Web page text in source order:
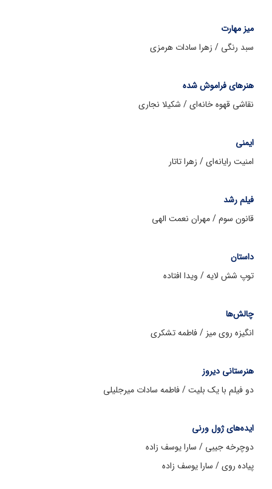
میز مهارت
سبد رنگی / زهرا سادات هرمزی
هنرهای فراموش شده
نقاشی قهوه خانه‌ای / شکیلا نجاری
ایمنی
امنیت رایانه‌ای / زهرا تاتار
فیلم رشد
قانون سوم / مهران نعمت الهی
داستان
توپ شش لایه / ویدا افتاده
چالش‌ها
انگیزه روی میز / فاطمه تشکری
هنرستانی دیروز
دو فیلم با یک بلیت / فاطمه سادات میرجلیلی
ایده‌های ژول ورنی
دوچرخه جیبی / سارا یوسف زاده
پیاده روی / سارا یوسف زاده